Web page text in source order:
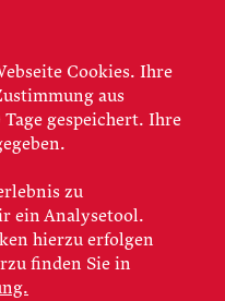
Countertenor
Cookies. Ihre
aus
gespeichert. Ihre
zu
ein Analysetool.
hierzu erfolgen
finden Sie in